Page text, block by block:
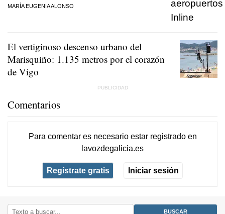
MARÍA EUGENIA ALONSO
El vertiginoso descenso urbano del
Marisquiño: 1.135 metros por el corazón
de Vigo
Comentarios
Para comentar es necesario estar registradoen
lavozdegalicia.es
Regístrate gratis Iniciar sesión